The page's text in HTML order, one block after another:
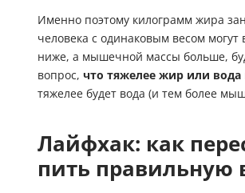
Именно поэтому килограмм жира
человека с одинаковым весом
ниже, а мышечной массы больше,
вопрос, что тяжелее жир или вода
тяжелее будет вода (и тем более
Лайфхак: как
пить правильную